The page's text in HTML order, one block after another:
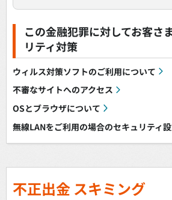
この金融犯罪に対してお客さ
リティ対策
ウィルス対策ソフトのご利用について
不審なサイトへのアクセス
OSとブラウザについて
無線LANをご利用の場合のセキュリティ
不正出金 スキミング